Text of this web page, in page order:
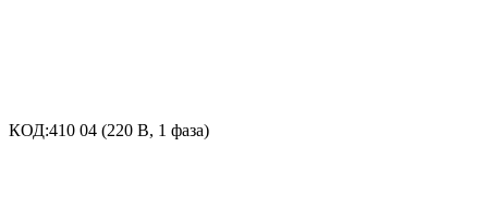
КОД:410 04 (220 В, 1 фаза)